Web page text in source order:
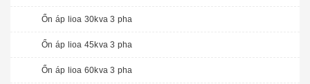
Ổn áp lioa 30kva 3 pha
Ổn áp lioa 45kva 3 pha
Ổn áp lioa 60kva 3 pha